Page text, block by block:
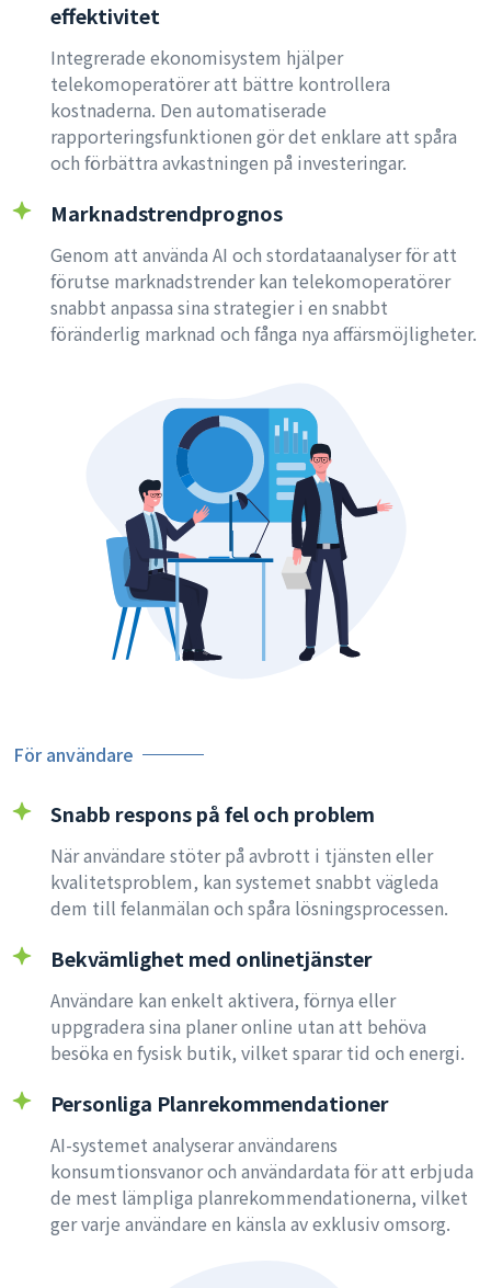
effektivitet
Integrerade ekonomisystem hjälper
telekomoperatörer att bättre kontrollera
kostnaderna. Den automatiserade
rapporteringsfunktionen gör det enklare att spåra
och förbättra avkastningen på investeringar.
Marknadstrendprognos
Genom att använda AI och stordataanalyser för att
förutse marknadstrender kan telekomoperatörer
snabbt anpassa sina strategier i en snabbt
föränderlig marknad och fånga nya affärsmöjligheter.
För användare
Snabb respons på fel och problem
När användare stöter på avbrott i tjänsten eller
kvalitetsproblem, kan systemet snabbt vägleda
dem till felanmälan och spåra lösningsprocessen.
Bekvämlighet med onlinetjänster
Användare kan enkelt aktivera, förnya eller
uppgradera sina planer online utan att behöva
besöka en fysisk butik, vilket sparar tid och energi.
Personliga Planrekommendationer
AI-systemet analyserar användarens
konsumtionsvanor och användardata för att erbjuda
de mest lämpliga planrekommendationerna, vilket
ger varje användare en känsla av exklusiv omsorg.